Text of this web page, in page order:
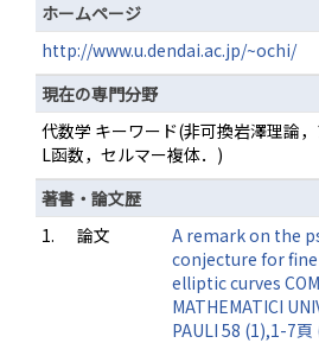
ホームページ
http://www.u.dendai.ac.jp/~ochi/
現在の専門分野
代数学 キーワード(非可換岩澤理論
L函数，セルマー複体．)
著書・論文歴
1.
論文
A remark on the
conjecture for
elliptic curves
MATHEMATICI
PAULI 58 (1),1-7頁